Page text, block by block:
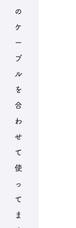
の
ケ
ー
ブ
ル
を
合
わ
せ
て
使
っ
て
ま